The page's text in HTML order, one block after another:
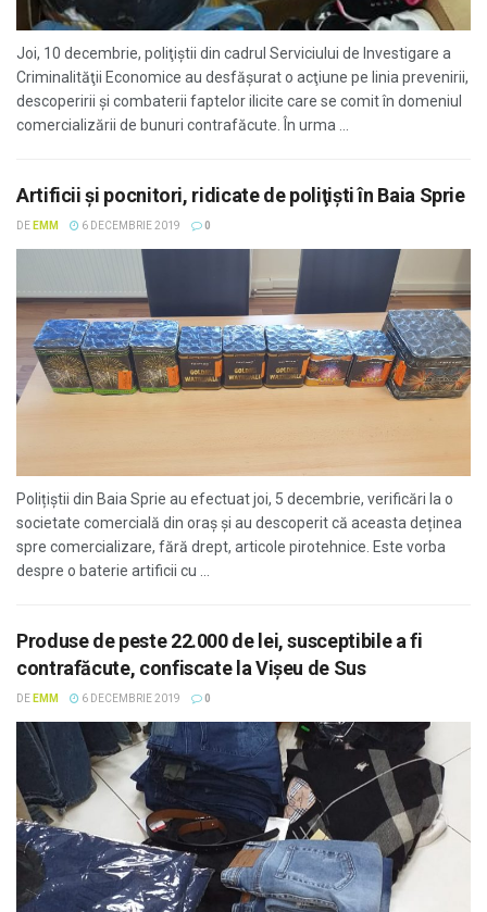
Joi, 10 decembrie, poliţiştii din cadrul Serviciului de Investigare a
Criminalităţii Economice au desfăşurat o acţiune pe linia prevenirii,
descoperirii şi combaterii faptelor ilicite care se comit în domeniul
comercializării de bunuri contrafăcute. În urma ...
Artificii şi pocnitori, ridicate de poliţişti în Baia Sprie
DE EMM 6 DECEMBRIE 2019 0
Polițiștii din Baia Sprie au efectuat joi, 5 decembrie, verificări la o
societate comercială din oraș și au descoperit că aceasta deținea
spre comercializare, fără drept, articole pirotehnice. Este vorba
despre o baterie artificii cu ...
Produse de peste 22.000 de lei, susceptibile a fi
contrafăcute, confiscate la Vişeu de Sus
DE EMM 6 DECEMBRIE 2019 0